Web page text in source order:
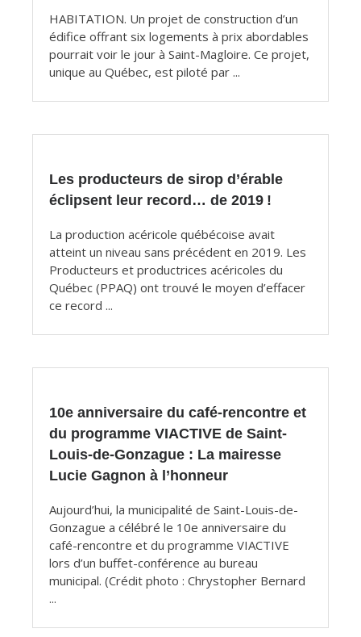
HABITATION. Un projet de construction d’un
édifice offrant six logements à prix abordables
pourrait voir le jour à Saint-Magloire. Ce projet,
unique au Québec, est piloté par ...
Les producteurs de sirop d’érable
éclipsent leur record… de 2019 !
La production acéricole québécoise avait
atteint un niveau sans précédent en 2019. Les
Producteurs et productrices acéricoles du
Québec (PPAQ) ont trouvé le moyen d’effacer
ce record ...
10e anniversaire du café-rencontre et
du programme VIACTIVE de Saint-
Louis-de-Gonzague : La mairesse
Lucie Gagnon à l’honneur
Aujourd’hui, la municipalité de Saint-Louis-de-
Gonzague a célébré le 10e anniversaire du
café-rencontre et du programme VIACTIVE
lors d’un buffet-conférence au bureau
municipal. (Crédit photo : Chrystopher Bernard
...